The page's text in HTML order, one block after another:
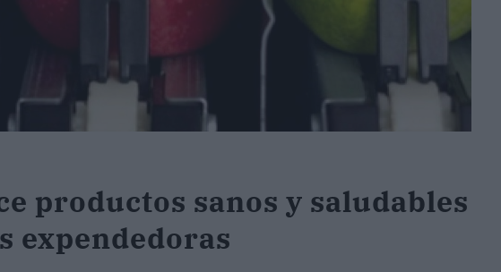
productos sanos y saludables
expendedoras